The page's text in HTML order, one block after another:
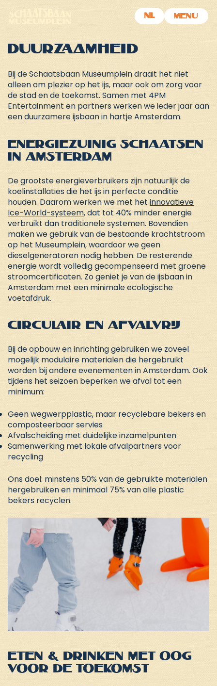
NL MENU
Duurzaamheid
Bij deSchaatsbaan Museumpleindraait het niet
alleen om plezier op het ijs, maar ook om zorg voor
de stad en de toekomst. Samen met 4PM
Entertainment en partners werken we ieder jaar aan
een duurzamere ijsbaan in hartje Amsterdam.
Energiezuinig schaatsen
in Amsterdam
De grootste energieverbruikers zijn natuurlijk de
koelinstallaties die het ijs in perfecte conditie
houden. Daarom werken we met het innovatieve
Ice-World-systeem, dat tot 40% minder energie
verbruikt dan traditionele systemen. Bovendien
maken we gebruik van de bestaande krachtstroom
op het Museumplein, waardoor we geen
dieselgeneratoren nodig hebben. De resterende
energie wordt volledig gecompenseerd met groene
stroomcertificaten. Zo geniet je van deijsbaan in
Amsterdam met een minimale ecologische
voetafdruk.
Circulair en afvalvrij
Bij de opbouw en inrichting gebruiken we zoveel
mogelijk modulaire materialen die hergebruikt
worden bij andere evenementen in Amsterdam. Ook
tijdens het seizoen beperken we afval tot een
minimum:
Geen wegwerpplastic, maar recyclebare bekers en
composteerbaar servies
Afvalscheiding met duidelijke inzamelpunten
Samenwerking met lokale afvalpartners voor
recycling
Ons doel: minstens 50% van de gebruikte materialen
hergebruiken en minimaal 75% van alle plastic
bekers recyclen.
Eten & drinken met oog
voor de toekomst